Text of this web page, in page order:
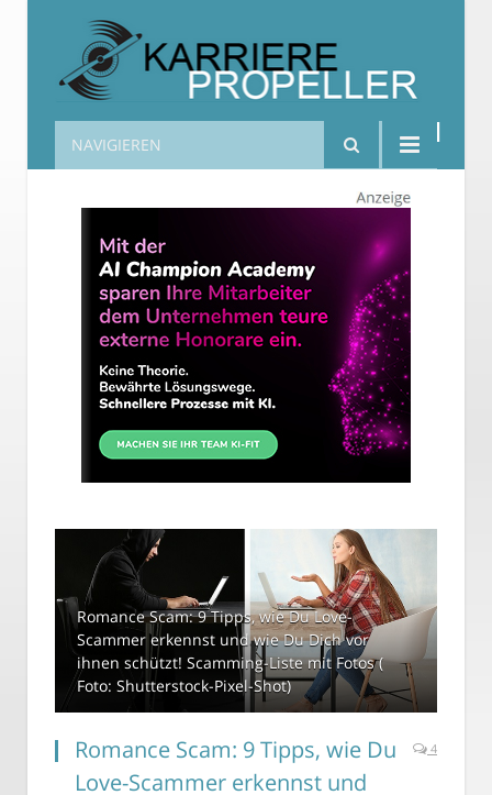
Karrierepropeller
NAVIGIEREN
Romance Scam: 9 Tipps, wie Du Love-
Scammer erkennst und wie Du Dich vor
ihnen schützt! Scamming-Liste mit Fotos (
Foto: Shutterstock-Pixel-Shot)
Romance Scam: 9 Tipps, wie Du
Love-Scammer erkennst und
4